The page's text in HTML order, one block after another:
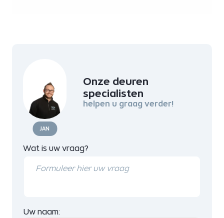
JAN
Onze deuren
specialisten
helpen u graag verder!
Wat is uw vraag?
Uw naam: